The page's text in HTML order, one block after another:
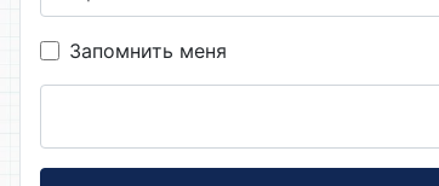
Запомнить меня